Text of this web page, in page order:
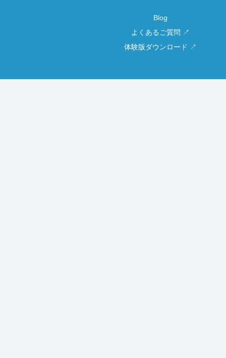
Blog
よくあるご質問 ↗
体験版ダウンロード ↗